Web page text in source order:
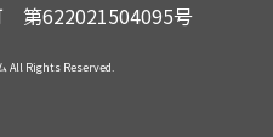
第622021504095号
All Rights Reserved.